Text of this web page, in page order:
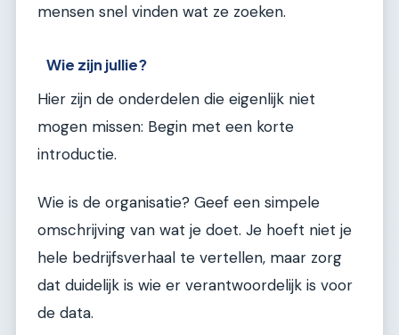
mensen snel vinden wat ze zoeken.
Wie zijn jullie?
Hier zijn de onderdelen die eigenlijk niet
mogen missen: Begin met een korte
introductie.
Wie is de organisatie? Geef een simpele
omschrijving van wat je doet. Je hoeft niet je
hele bedrijfsverhaal te vertellen, maar zorg
dat duidelijk is wie er verantwoordelijk is voor
de data.